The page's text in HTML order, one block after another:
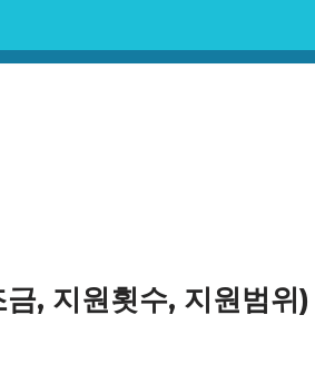
, 지원횟수, 지원범위)